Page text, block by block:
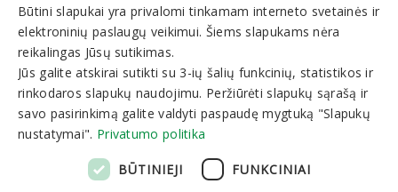
Naujienlaiškis
ENGLISH
Būtini slapukai yra privalomi tinkamam interneto svetainės ir
elektroninių paslaugų veikimui. Šiems slapukams nėra
reikalingas Jūsų sutikimas.
Jūs galite atskirai sutikti su 3-ių šalių funkcinių, statistikos ir
rinkodaros slapukų naudojimu. Peržiūrėti slapukų sąrašą ir
savo pasirinkimą galite valdyti paspaudę mygtuką "Slapukų
nustatymai". Privatumo politika
BŪTINIEJI FUNKCINIAI